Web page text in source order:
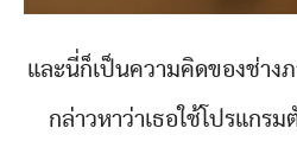
และนี่ก็เป็นความคิดของช่าง
กล่าวหาว่าเธอใช้โปรแกร